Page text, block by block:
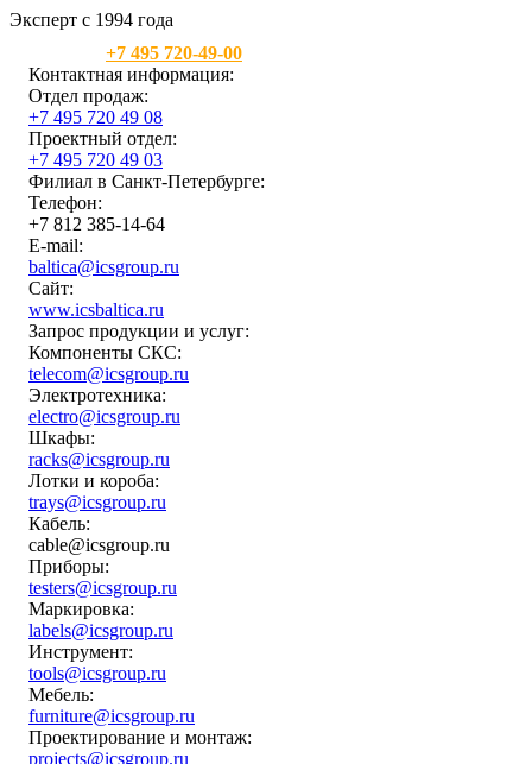
Эксперт с 1994 года
+7 495 720-49-00
Контактная информация:
Отдел продаж:
+7 495 720 49 08
Проектный отдел:
+7 495 720 49 03
Филиал в Санкт-Петербурге:
Телефон:
+7 812 385-14-64
E-mail:
baltica@icsgroup.ru
Сайт:
www.icsbaltica.ru
Запрос продукции и услуг:
Компоненты СКС:
telecom@icsgroup.ru
Электротехника:
electro@icsgroup.ru
Шкафы:
racks@icsgroup.ru
Лотки и короба:
trays@icsgroup.ru
Кабель:
cable@icsgroup.ru
Приборы:
testers@icsgroup.ru
Маркировка:
labels@icsgroup.ru
Инструмент:
tools@icsgroup.ru
Мебель:
furniture@icsgroup.ru
Проектирование и монтаж:
projects@icsgroup.ru